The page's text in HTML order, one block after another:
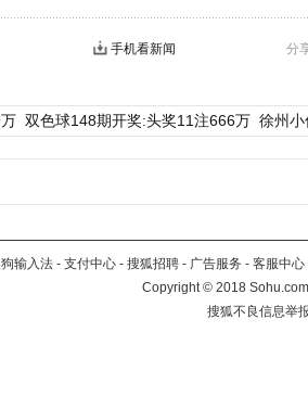
分
手机看新闻
双色球148期开奖:头奖11注666万 徐州
输入法 - 支付中心 - 搜狐招聘 - 广告服务 - 客服中心
Copyright©2018
搜狐不良信息举